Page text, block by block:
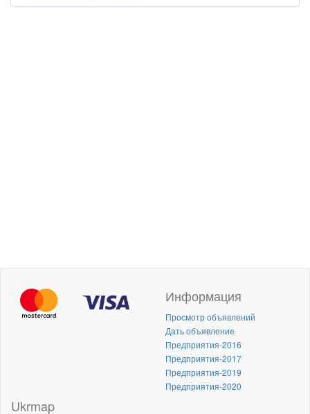
Информация
Просмотр объявлений
Дать объявление
Предприятия-2016
Предприятия-2017
Предприятия-2019
Предприятия-2020
Ukrmap